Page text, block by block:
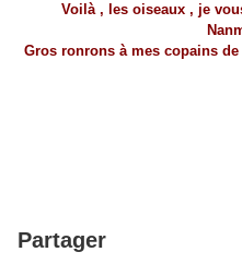
Voilà , les oiseaux , je
Gros ronrons à mes copains
Partager